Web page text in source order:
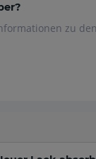
zu